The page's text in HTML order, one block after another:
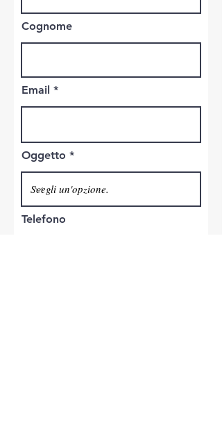
Cognome
Email
Oggetto
Telefono